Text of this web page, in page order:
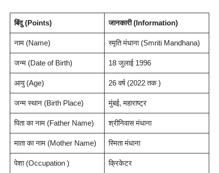
बिंदु (Points) जानकारी (Information)
नाम (Name) स्मृति मंधाना (Smriti Mandhana)
जन्म (Date of Birth) 18 जुलाई 1996
आयु (Age) 26 वर्ष (2022 तक )
जन्म स्थान (Birth Place) मुंबई, महाराष्ट्र
पिता का नाम (Father Name) श्रीनिवास मंधाना
माता का नाम (Mother Name) स्मिता मंधाना
पेशा (Occupation ) क्रिकेटर